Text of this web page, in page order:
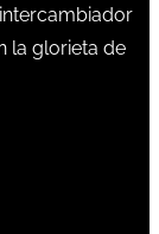
la glorieta de